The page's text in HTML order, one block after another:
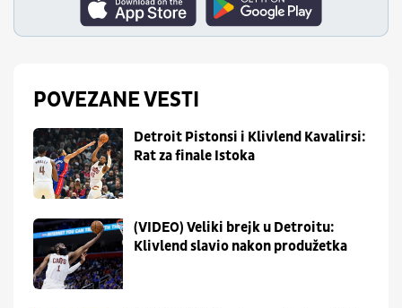
POVEZANE VESTI
Detroit Pistonsi i Klivlend Kavalirsi:
Rat za finale Istoka
(VIDEO) Veliki brejk u Detroitu:
Klivlend slavio nakon produžetka